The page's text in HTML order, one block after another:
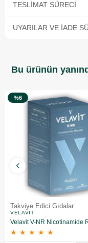
TESLIMAT SÜRECI
UYARILAR VE İADE
Bu ürünün
Takviye Edici Gıdalar
VELAVIT
★ ★ ★ ★ ★
%6